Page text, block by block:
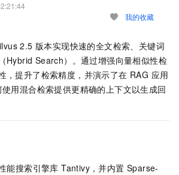
我的收藏
2.5 版本实现快速的全文检索、关键词
Hybrid Search）。通过增强向量相似性检
，提升了检索精度，并演示了在 RAG 应用
用混合检索提供更精确的上下文以生成回
能搜索引擎库 Tantivy，并内置 Sparse-